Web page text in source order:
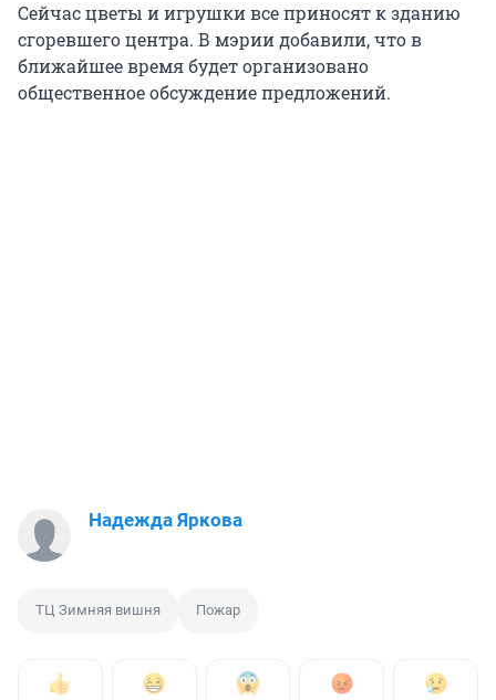
Сейчас цветы и игрушки все приносят к зданию
сгоревшего центра. В мэрии добавили, что в
ближайшее время будет организовано
общественное обсуждение предложений.
Надежда Яркова
ТЦ Зимняя вишня Пожар